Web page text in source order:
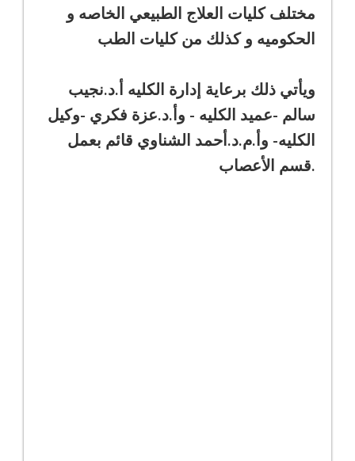
مختلف كليات العلاج الطبيعي الخاصه و
الحكوميه و كذلك من كليات الطب
ويأتي ذلك برعاية إدارة الكليه أ.د.نجيب
سالم -عميد الكليه - وأ.د.عزة فكري -وكيل
الكليه- وأ.م.د.أحمد الشناوي قائم بعمل
قسم الأعصاب.